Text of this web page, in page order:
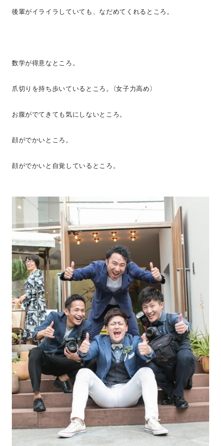
後輩がイライラしていても、なだめてくれるところ。
数学が得意なところ。
爪切りを持ち歩いているところ。（女子力高め）
お腹がでてきても気にしないところ。
顔がでかいところ。
顔がでかいと自覚しているところ。